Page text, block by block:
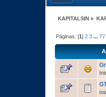
KAPITALSIN »
Páginas: [1]2 3 ...77